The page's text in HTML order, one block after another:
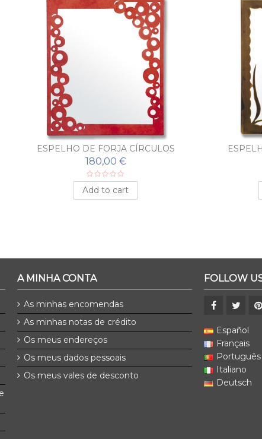
ESPELHO DE FORJA CÍRCULOS
180,00 €
Add to cart
A MINHA CONTA
As minhas encomendas
As minhas notas de crédito
Os meus endereços
Os meus dados pessoais
Os meus vales de desconto
FOLLOW
Español
Français
Português
Italiano
Deutsch